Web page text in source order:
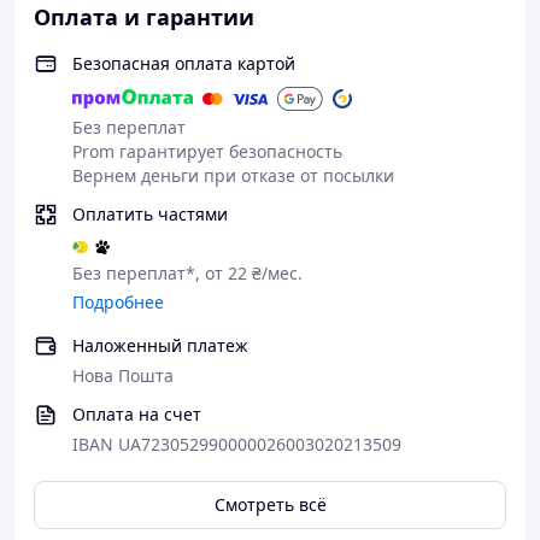
Оплата и гарантии
Безопасная оплата картой
Без переплат
Prom гарантирует безопасность
Вернем деньги при отказе от посылки
Оплатить частями
Без переплат*, от 22 ₴/мес.
Подробнее
Наложенный платеж
Нова Пошта
Оплата на счет
IBAN UA723052990000026003020213509
Смотреть всё